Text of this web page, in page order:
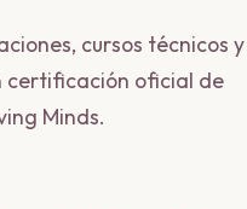
cursos técnicos y
certificación oficial de
Minds.